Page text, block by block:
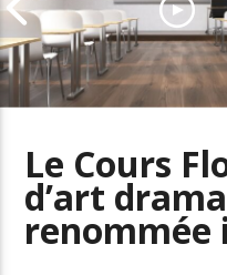
EPITA, l’école
amplificatrice de
numériques
Le Cours
d’art